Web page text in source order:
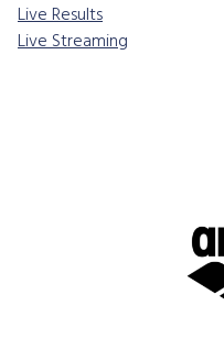
Live Results
Live Streaming